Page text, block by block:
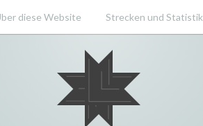
diese Website Strecken und Statistik